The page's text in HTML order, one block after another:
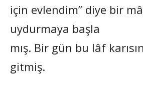
için evlendim” diye bir
uydurmaya başla
mış. Bir gün bu lâf
gitmiş.